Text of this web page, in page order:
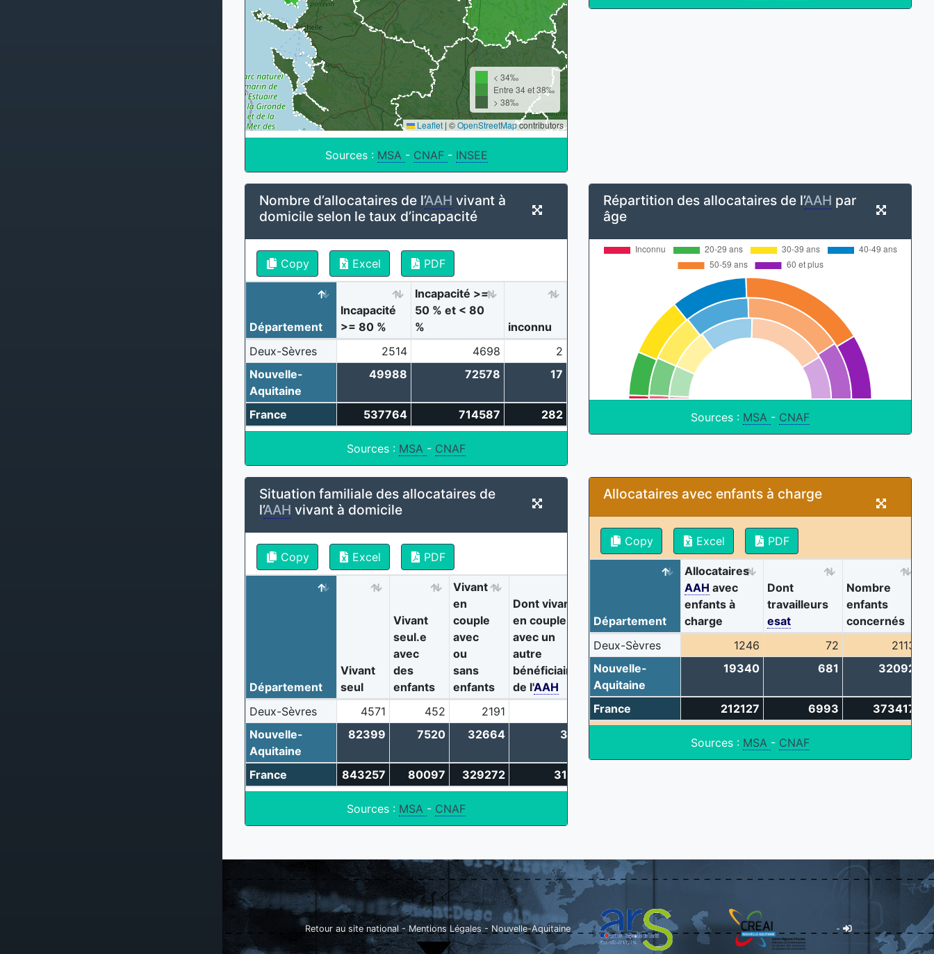
< 34‰
Entre 34 et 38‰
> 38‰
Leaflet | ©OpenStreetMapcontributors
Sources : MSA - CNAF - INSEE
Nombre d’allocataires de l’AAH vivant à
domicile selon le taux d’incapacité
Copy Excel PDF
Département
Incapacité
>= 80 %
Incapacité >=
50 % et < 80
%
inconnu
Deux-Sèvres
2514 4698
2
Nouvelle-
Aquitaine
49988 72578 17
France 537764 714587 282
Sources : MSA - CNAF
Répartition des allocataires de l’AAH par
âge
Sources : MSA - CNAF
Situation familiale des allocataires de
l’AAH vivant à domicile
Copy Excel PDF
Département
Vivant
seul
Vivant
seul.e
avec
des
enfants
Vivant
en
couple
avec
ou
sans
enfants
Dont vivant
en couple
avec un
autre
bénéficiaire
de l'AAH
Deux-Sèvres
4571 452 2191
Nouvelle-
Aquitaine
82399 7520 32664 3791
France 843257 80097 329272 31314
Sources : MSA - CNAF
Allocataires avec enfants à charge
Copy Excel PDF
Département
Allocataires
AAH avec
enfants à
charge
Dont
travailleurs
esat
Nombre
enfants
concernés
Deux-Sèvres
1246 72
2113
Nouvelle-
Aquitaine
19340 681 32092
France 212127 6993 373417
Sources : MSA - CNAF
Retour au site national - Mentions Légales - Nouvelle-Aquitaine -